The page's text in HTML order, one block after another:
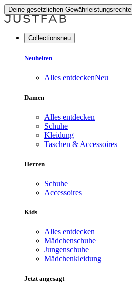
Deine gesetzlichen Gewährleistungsrechte
Collectionsneu
Neuheiten
Alles entdeckenNeu
Damen
Alles entdecken
Schuhe
Kleidung
Taschen & Accessoires
Herren
Schuhe
Accessoires
Kids
Alles entdecken
Mädchenschuhe
Jungenschuhe
Mädchenkleidung
Jetzt angesagt